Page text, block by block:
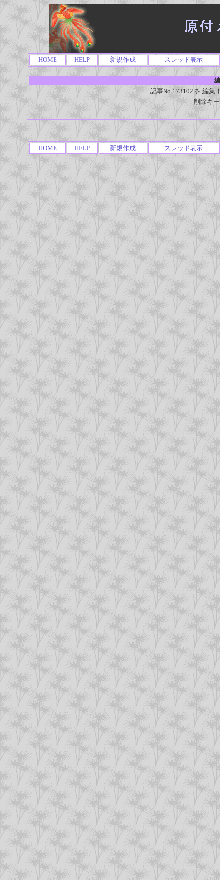
HOME HELP 新規作成 スレッド表示
記事No.173102 を 編集
削除キ
HOME HELP 新規作成 スレッド表示